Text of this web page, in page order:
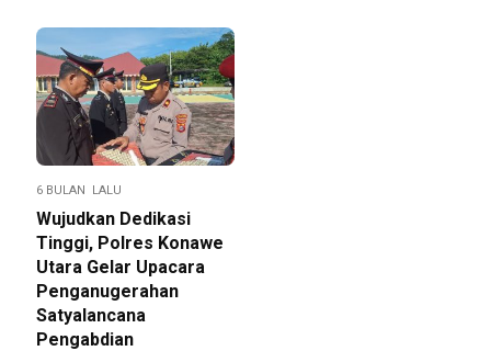
6 BULAN LALU
Wujudkan Dedikasi
Tinggi, Polres Konawe
Utara Gelar Upacara
Penganugerahan
Satyalancana
Pengabdian